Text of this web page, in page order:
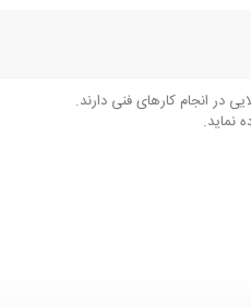
در انجام کارهای فنی دارند.
نماید.